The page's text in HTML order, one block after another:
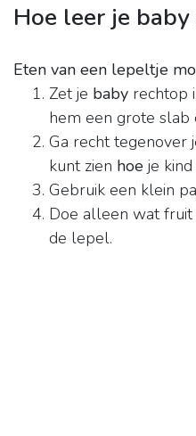
Hoe leer je
Eten van een lepeltje
Zet je baby rechtop
hem een grote slab
Ga recht tegenover
kunt zien hoe je
Gebruik een klein
Doe alleen wat
de lepel.